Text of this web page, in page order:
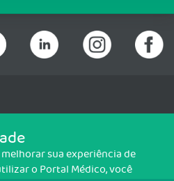
Sul, Brasília/DF - CEP: 70200-760 -
sua experiência de
o Portal Médico, você